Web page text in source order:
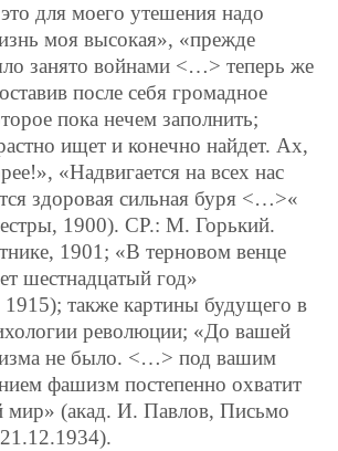
для моего утешения надо
моя высокая», «прежде
занято войнами <…> теперь же
после себя громадное
пока нечем заполнить;
ищет и конечно найдет. Ах,
«Надвигается на всех нас
здоровая сильная буря <…>«
1900). СР.: М. Горький.
1901; «В терновом венце
шестнадцатый год»
также картины будущего в
революции; «До вашей
не было. <…> под вашим
фашизм постепенно охватит
мир» (акад. И. Павлов, Письмо